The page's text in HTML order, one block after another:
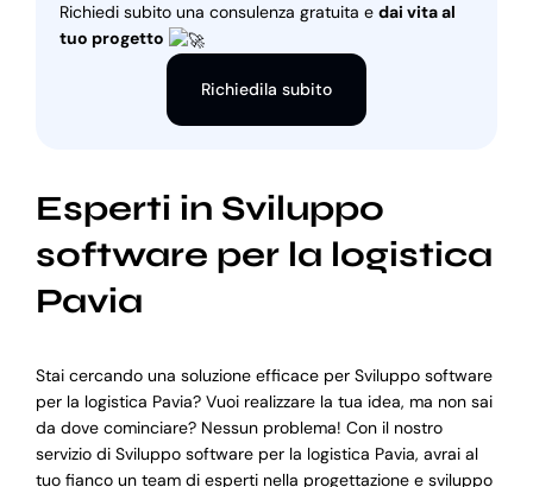
Richiedi subito una consulenza gratuita e dai vita al
tuo progetto
Richiedila subito
Esperti in Sviluppo
software per la logistica
Pavia
Stai cercando una soluzione efficace per Sviluppo software
per la logistica Pavia? Vuoi realizzare la tua idea, ma non sai
da dove cominciare? Nessun problema! Con il nostro
servizio di Sviluppo software per la logistica Pavia, avrai al
tuo fianco un team di esperti nella progettazione e sviluppo